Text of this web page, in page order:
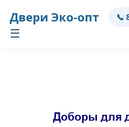
Двери Эко-опт
☰
📞
Доборы для